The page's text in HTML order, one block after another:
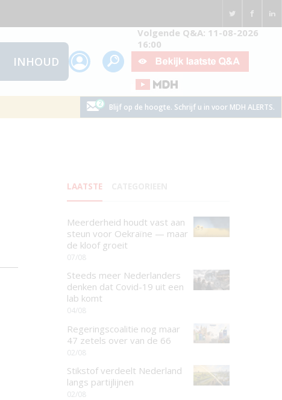
INHOUD
Volgende Q&A: 11-08-2026
16:00
Blijf op de hoogte. Schrijf u in voor MDH ALERTS.
LAATSTE
Meerderheid houdt vast aan
steun voor Oekraïne — maar
de kloof groeit
07/08
Steeds meer Nederlanders
denken dat Covid-19 uit een
lab komt
04/08
Regeringscoalitie nog maar
47 zetels over van de 66
02/08
Stikstof verdeelt Nederland
langs partijlijnen
02/08